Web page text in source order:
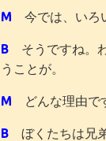
M 今では、いろ
Bそうですね。わ
うことが。
M どんな理由で
Bぼくたちは兄弟